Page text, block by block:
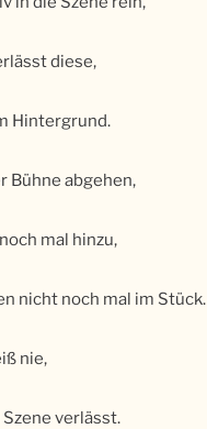
diese,
Hintergrund.
Bühne abgehen,
mal hinzu,
nicht noch mal im Stück.
nie,
verlässt.